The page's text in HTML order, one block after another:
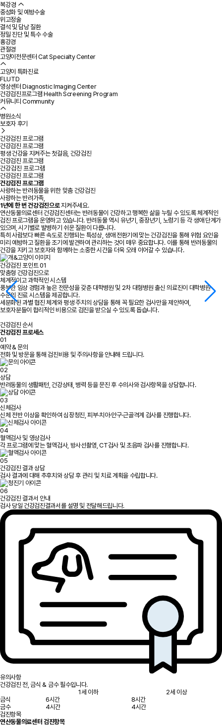
복강경
중성화 및 예방수술
위고정술
결석 및 담낭 질환
정밀 진단 및 특수 수술
흉강경
관절경
고양이전문센터Cat Specialty Center
고양이 특화진료
FLUTD
영상센터Diagnostic Imaging Center
건강검진프로그램Health Screening Program
커뮤니티Community
병원소식
보호자 후기
건강검진 프로그램
건강검진 프로그램
평생 건강을 지켜주는 첫걸음, 건강검진
건강검진 프로그램
건강검진 프로그램
건강검진 프로그램
건강검진 프로그램
사랑하는 반려동물을 위한 맞춤 건강검진
사랑하는 반려가족,
1년에 한 번 건강검진으로지켜주세요.
연산동물의료센터 건강검진센터는 반려동물이 건강하고 행복한 삶을 누릴 수 있도록 체계적인
검진 프로그램을 운영하고 있습니다. 반려동물 역시유년기, 중장년기, 노령기 등 각 생애 단계가
있으며, 시기별로 발병하기 쉬운 질환이 다릅니다.
특히 사람보다 빠른 속도로 진행되는 특성상, 생애 전환기에 맞는 건강검진을 통해 위험 요인을
미리 예방하고 질환을 조기에 발견하여 관리하는 것이 매우 중요합니다. 이를 통해 반려동물의
건강을 지키고 보호자와 함께하는 소중한 시간을 더욱 오래 이어갈 수 있습니다.
건강검진 포인트 01
맞춤형 건강검진으로
체계적이고 과학적인 시스템
풍부한 임상 경험과 높은 전문성을 갖춘 대학병원 및 2차 대형병원 출신 의료진이 대학병원
수준의 진료 시스템을 제공합니다.
세분화된 과별 협진 체계와 평생 주치의 상담을 통해 꼭 필요한 검사만을 제안하여,
보호자분들이 합리적인 비용으로 검진을 받으실 수 있도록 돕습니다.
건강검진 순서
건강검진 프로세스
01
예약 & 문의
전화 및 방문을 통해 검진비용 및 주의사항을 안내해 드립니다.
02
상담
반려동물의 생활패턴, 건강상태, 병력 등을 문진 후 수의사와 검사항목을 상담합니다.
03
신체검사
신체 전반 이상을 확인하여 심장청진, 피부·치아·안구·근골격계 검사를 진행합니다.
04
혈액검사 및 영상검사
각 프로그램에 맞는 혈액검사, 방사선촬영, CT검사 및 초음파 검사를 진행합니다.
05
건강검진 결과 상담
검사 결과에 대해 추후치와 상담 후 관리 및 치료 계획을 수립합니다.
06
건강검진 결과서 안내
검사 당일 건강검진결과서를 설명 및 전달해드립니다.
유의사항
건강검진 전, 금식 & 금수 필수입니다.
1세 이하
2세 이상
금식
6시간
8시간
금수
4시간
4시간
검진항목
연산동물의료센터 검진항목